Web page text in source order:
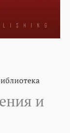
и